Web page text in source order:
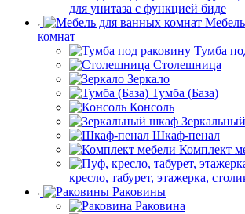
для унитаза с функцией биде
комнат
Тумба
Столешница
Зеркало
Тумба (База)
Консоль
Шкаф-пенал
Комплект
кресло, табурет, этажерка,
Раковины
Раковина